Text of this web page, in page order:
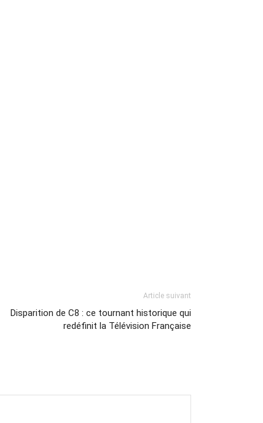
Article suivant
Disparition de C8 : ce tournant historique qui
redéfinit la Télévision Française